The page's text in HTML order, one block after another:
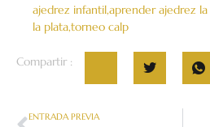
ajedrez infantil,aprender ajedrez
la plata,torneo calp
Compartir :
ENTRADA PREVIA